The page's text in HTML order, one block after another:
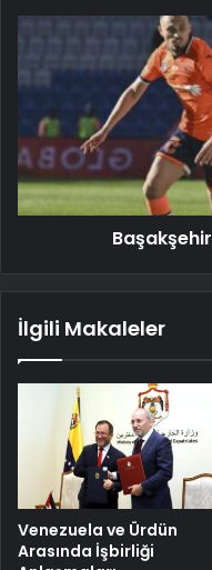
İlgili Makaleler
Venezuela ve Ürdün
Arasında İşbirliği